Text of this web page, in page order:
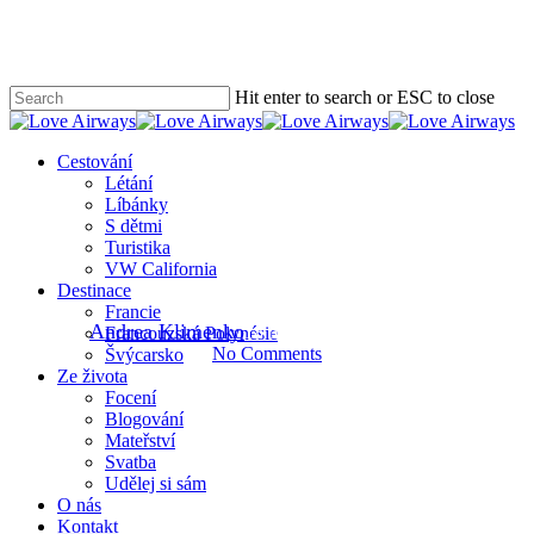
content
Hit enter to search or ESC to close
Close
search
Menu
Cestování
Létání
Líbánky
S dětmi
Turistika
VW California
Destinace
Francie
Francouzská Polynésie
Švýcarsko
Ze života
Focení
Blogování
Mateřství
Svatba
Udělej si sám
O nás
Kontakt
Jarní rodinná procházka k
rozhledně Homberg, AG
Andrea Klimenko18 března, 2020
No Comments